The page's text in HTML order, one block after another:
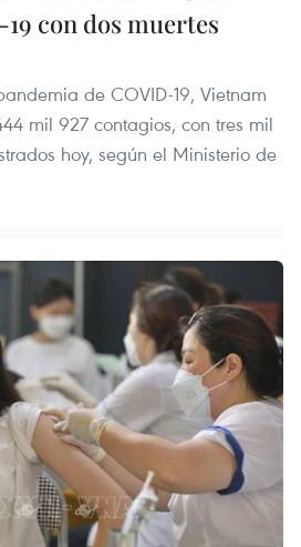
con dos muertes
de COVID-19, Vietnam
mil 927 contagios, con tres mil
hoy, según el Ministerio de